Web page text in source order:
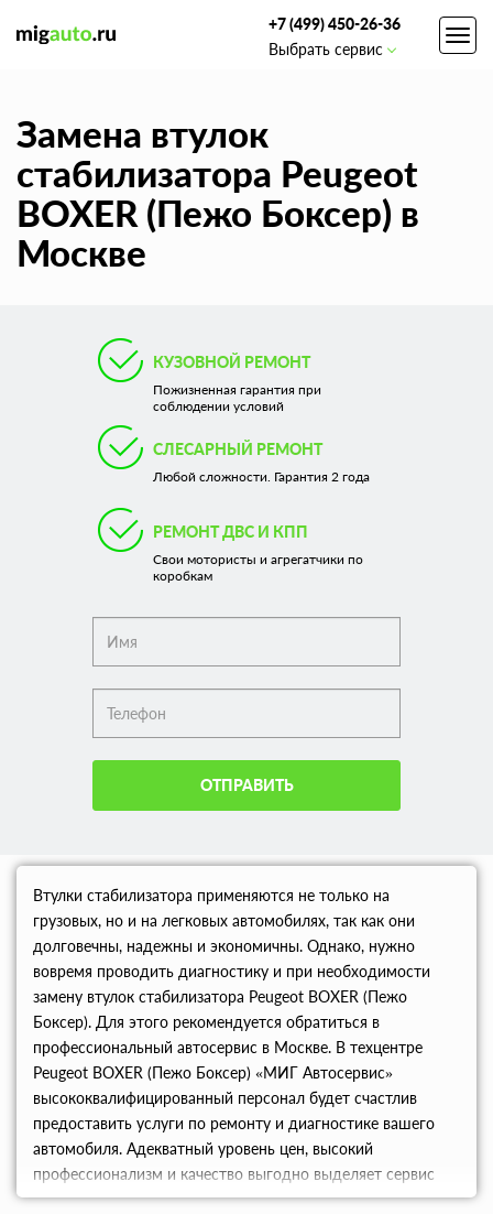
+7 (499) 450-26-36
Выбрать сервис
Замена втулок
стабилизатора Peugeot
BOXER (Пежо Боксер) в
Москве
КУЗОВНОЙ РЕМОНТ
Пожизненная гарантия при
соблюдении условий
СЛЕСАРНЫЙ РЕМОНТ
Любой сложности. Гарантия 2 года
РЕМОНТ ДВС И КПП
Свои мотористы и агрегатчики по
коробкам
ОТПРАВИТЬ
Втулки стабилизатора применяются не только на
грузовых, но и на легковых автомобилях, так как они
долговечны, надежны и экономичны. Однако, нужно
вовремя проводить диагностику и при необходимости
замену втулок стабилизатора Peugeot BOXER (Пежо
Боксер). Для этого рекомендуется обратиться в
профессиональный автосервис в Москве. В техцентре
Peugeot BOXER (Пежо Боксер) «МИГ Автосервис»
высококвалифицированный персонал будет счастлив
предоставить услуги по ремонту и диагностике вашего
автомобиля. Адекватный уровень цен, высокий
профессионализм и качество выгодно выделяет сервис
среди конкурентов Москвы и Московской области.